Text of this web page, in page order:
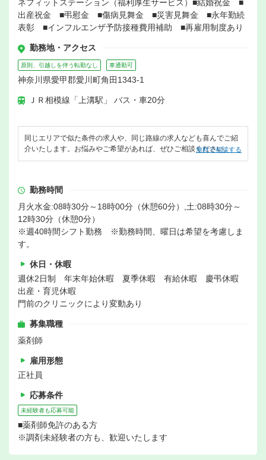
ネフィットステーション（福利厚生サービス）■結婚祝金 ■
出産祝金 ■弔慰金 ■傷病見舞金 ■災害見舞金 ■永年勤続
表彰 ■インフルエンザ予防接種費用補助 ■再雇用制度あり
勤務地・アクセス
原則、引越しを伴う転勤なし 車通勤可
神奈川県愛甲郡愛川町角田1343-1
ＪＲ相模線「上溝駅」 バス・車20分
同じエリアで似た条件の求人や、同じ路線の求人なども喜んでご紹
介いたします。お悩みやご希望があれば、ぜひご相談ください。
無料で相談する
勤務時間
月火水金:08時30分～18時00分（休憩60分）,土:08時30分～
12時30分（休憩0分）
※週40時間シフト勤務 ※勤務時間、曜日は希望を考慮しま
す。
休日・休暇
週休2日制 年末年始休暇 夏季休暇 有給休暇 慶弔休暇
出産・育児休暇
門前のクリニックにより変動あり
募集職種
薬剤師
雇用形態
正社員
応募条件
未経験者も応募可能
■薬剤師免許のある方
※調剤未経験者の方も、歓迎いたします